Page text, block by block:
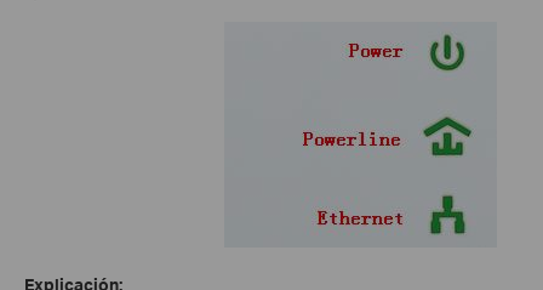
Explicación: